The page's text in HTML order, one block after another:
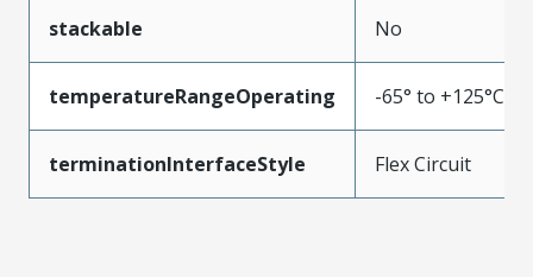
stackable No
temperatureRangeOperating -65° to +125°C
terminationInterfaceStyle Flex Circuit